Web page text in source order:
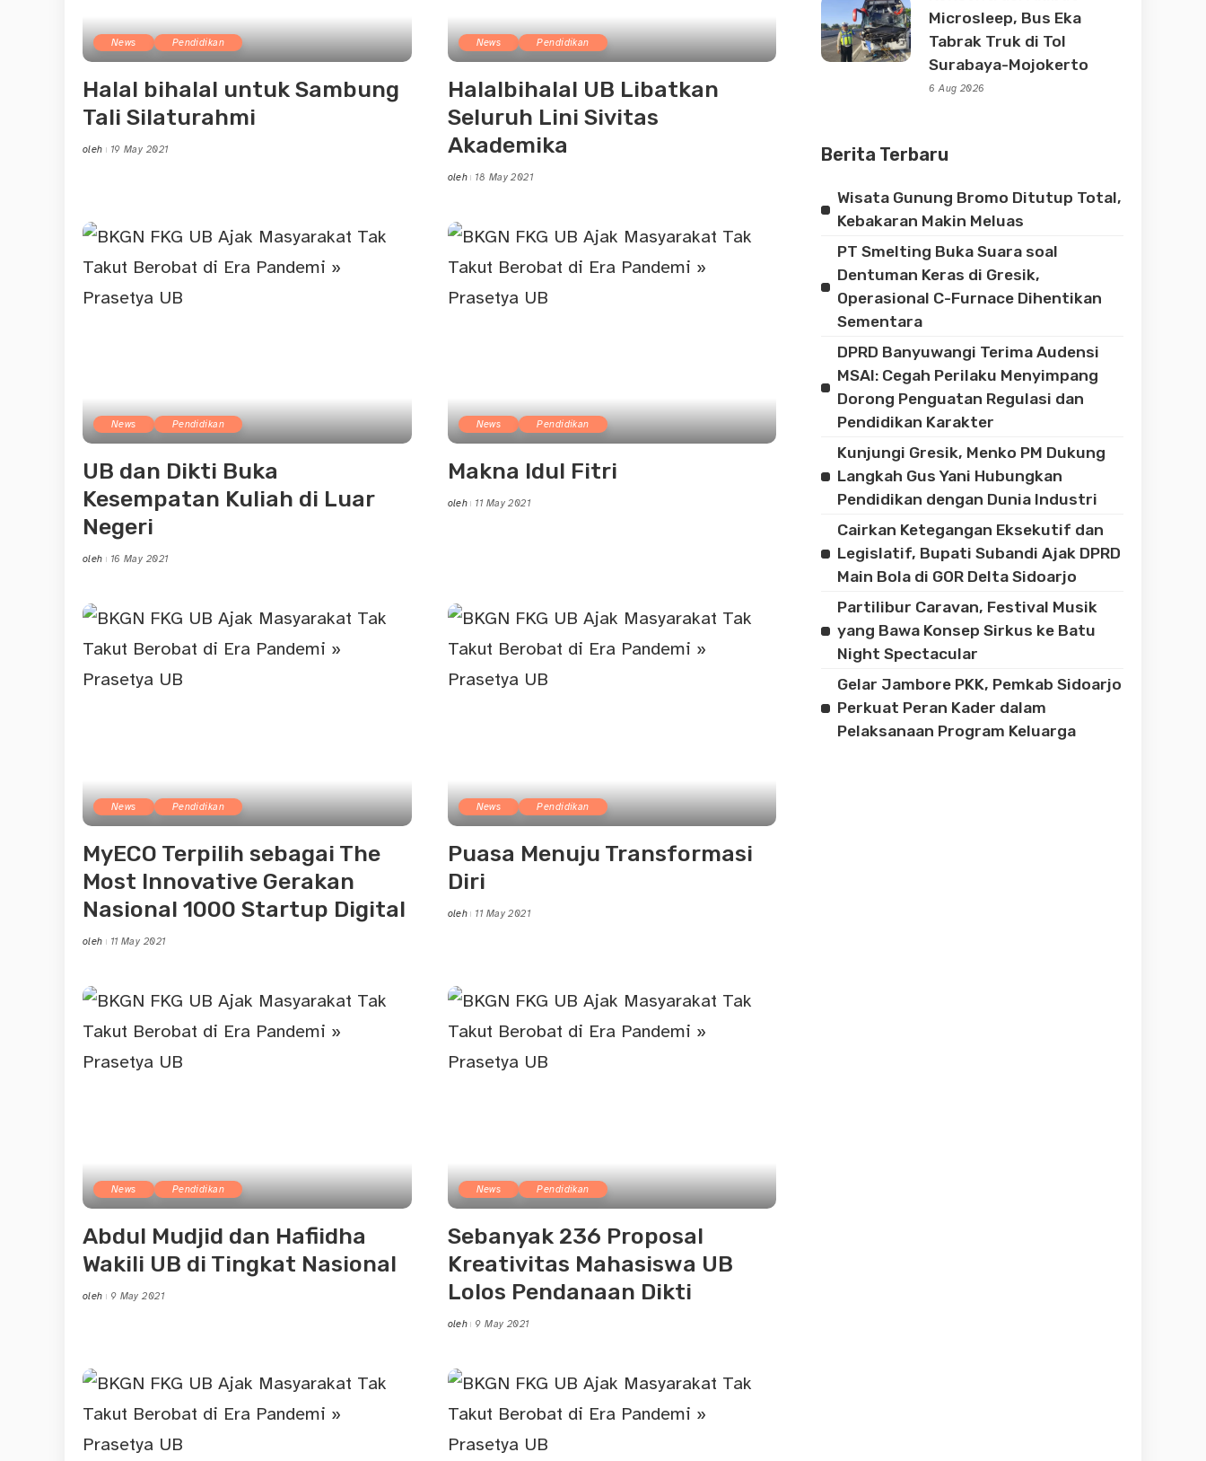
News Pendidikan
Halal bihalal untuk Sambung
Tali Silaturahmi
Posted
oleh 19 May 2021
News Pendidikan
Halalbihalal UB Libatkan
Seluruh Lini Sivitas
Akademika
Posted
oleh 18 May 2021
News Pendidikan
UB dan Dikti Buka
Kesempatan Kuliah di Luar
Negeri
Posted
oleh 16 May 2021
News Pendidikan
Makna Idul Fitri
Posted
oleh 11 May 2021
News Pendidikan
MyECO Terpilih sebagai The
Most Innovative Gerakan
Nasional 1000 Startup Digital
Posted
oleh 11 May 2021
News Pendidikan
Puasa Menuju Transformasi
Diri
Posted
oleh 11 May 2021
News Pendidikan
Abdul Mudjid dan Hafiidha
Wakili UB di Tingkat Nasional
Posted
oleh 9 May 2021
News Pendidikan
Sebanyak 236 Proposal
Kreativitas Mahasiswa UB
Lolos Pendanaan Dikti
Posted
oleh 9 May 2021
Microsleep, Bus Eka
Tabrak Truk di Tol
Surabaya-Mojokerto
6 Aug 2026
Berita Terbaru
Wisata Gunung Bromo Ditutup Total,
Kebakaran Makin Meluas
PT Smelting Buka Suara soal
Dentuman Keras di Gresik,
Operasional C-Furnace Dihentikan
Sementara
DPRD Banyuwangi Terima Audensi
MSAI: Cegah Perilaku Menyimpang
Dorong Penguatan Regulasi dan
Pendidikan Karakter
Kunjungi Gresik, Menko PM Dukung
Langkah Gus Yani Hubungkan
Pendidikan dengan Dunia Industri
Cairkan Ketegangan Eksekutif dan
Legislatif, Bupati Subandi Ajak DPRD
Main Bola di GOR Delta Sidoarjo
Partilibur Caravan, Festival Musik
yang Bawa Konsep Sirkus ke Batu
Night Spectacular
Gelar Jambore PKK, Pemkab Sidoarjo
Perkuat Peran Kader dalam
Pelaksanaan Program Keluarga